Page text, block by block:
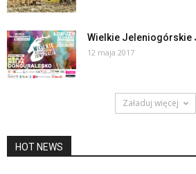
Wielkie Jeleniogórskie
12 maja 2017
Załaduj więcej
HOT NEWS